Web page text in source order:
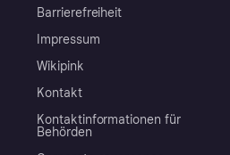
Barrierefreiheit
Impressum
Wikipink
Kontakt
Kontaktinformationen für
Behörden